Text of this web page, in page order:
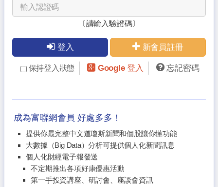
〔請輸入驗證碼〕
登入 新會員註冊
保持登入狀態 Google 登入 忘記密碼
成為富聯網會員 好處多多！
提供你最完整中文道瓊斯新聞和個股讓你懂功能
大數據（Big Data）分析可提供個人化新聞訊息
個人化財經電子報發送
不定期推出各項好康優惠活動
第一手投資講座、研討會、座談會資訊